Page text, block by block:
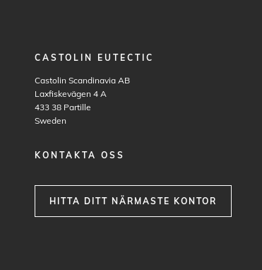
CASTOLIN EUTECTIC
Castolin Scandinavia AB
Laxfiskevägen 4 A
433 38 Partille
Sweden
KONTAKTA OSS
HITTA DITT NÄRMASTE KONTOR